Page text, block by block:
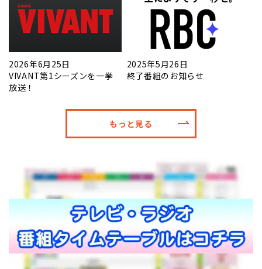
2026年6月25日
VIVANT第1シーズンを一挙
放送！
2025年5月26日
終了番組のお知らせ
もっと見る